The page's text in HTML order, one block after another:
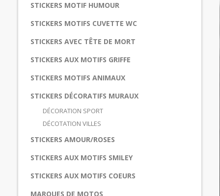
STICKERS MOTIF HUMOUR
STICKERS MOTIFS CUVETTE WC
STICKERS AVEC TÊTE DE MORT
STICKERS AUX MOTIFS GRIFFE
STICKERS MOTIFS ANIMAUX
STICKERS DÉCORATIFS MURAUX
DÉCORATION SPORT
DÉCOTATION VILLES
STICKERS AMOUR/ROSES
STICKERS AUX MOTIFS SMILEY
STICKERS AUX MOTIFS COEURS
MARQUES DE MOTOS